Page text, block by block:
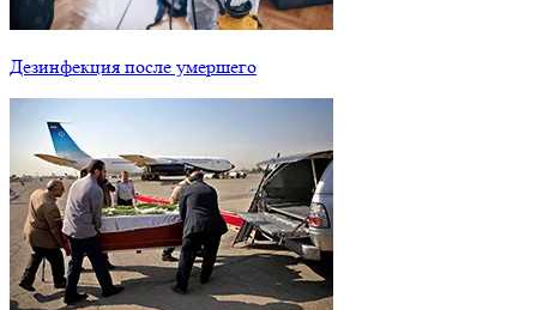
Дезинфекция после умершего